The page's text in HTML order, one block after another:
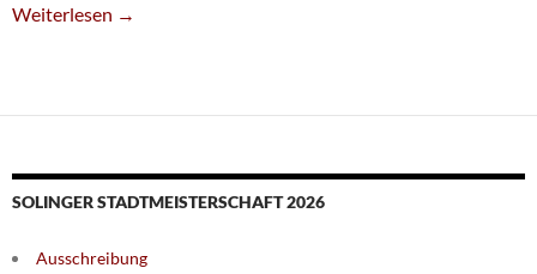
Dr. Dmitrii Marcziter Gewinnt Karnevals-Open
Weiterlesen →
SOLINGER STADTMEISTERSCHAFT 2026
Ausschreibung